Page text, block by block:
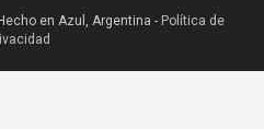
en Azul, Argentina - Política de